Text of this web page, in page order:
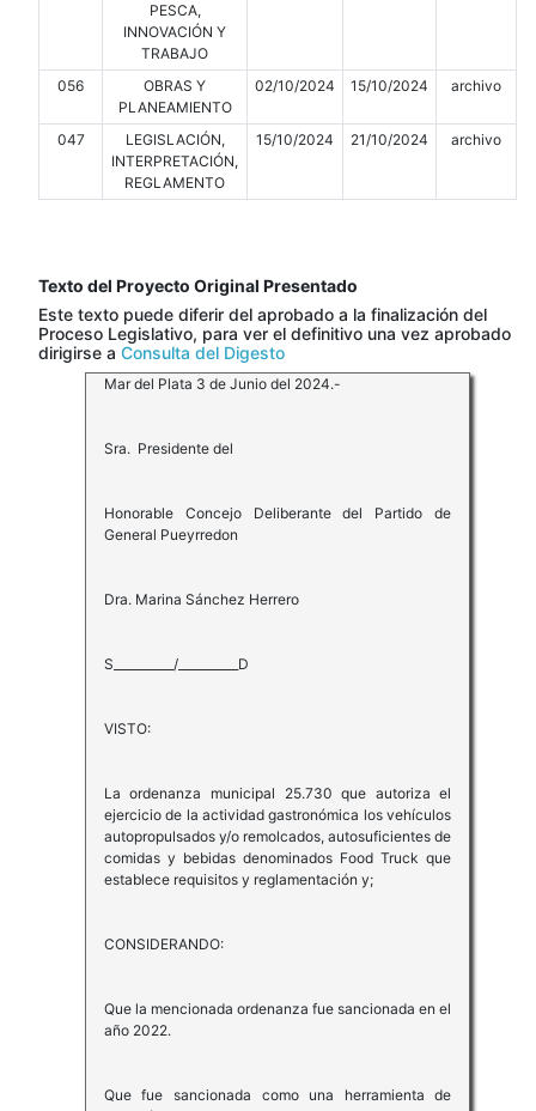
PESCA,
INNOVACIÓN Y
TRABAJO
056
OBRAS Y
PLANEAMIENTO
02/10/2024 15/10/2024 archivo
047
LEGISLACIÓN,
INTERPRETACIÓN,
REGLAMENTO
15/10/2024 21/10/2024 archivo
Texto del Proyecto Original Presentado
Este texto puede diferir del aprobado a la finalización del
Proceso Legislativo, para ver el definitivo una vez aprobado
dirigirse a Consulta del Digesto
Mar del Plata 3 de Junio del 2024.-
Sra. Presidente del
Honorable Concejo Deliberante del Partido de
General Pueyrredon
Dra. Marina Sánchez Herrero
S__________/__________D
VISTO:
La ordenanza municipal 25.730 que autoriza el
ejercicio de la actividad gastronómica los vehículos
autopropulsados y/o remolcados, autosuficientes de
comidas y bebidas denominados Food Truck que
establece requisitos y reglamentación y;
CONSIDERANDO:
Que la mencionada ordenanza fue sancionada en el
año 2022.
Que fue sancionada como una herramienta de